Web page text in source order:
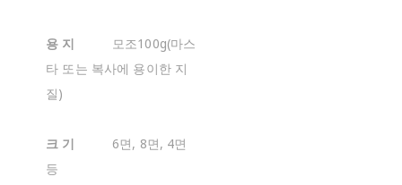
용 지
모조100g(마스
타 또는 복사에 용이한 지
질)
크 기
6면, 8면, 4면
등